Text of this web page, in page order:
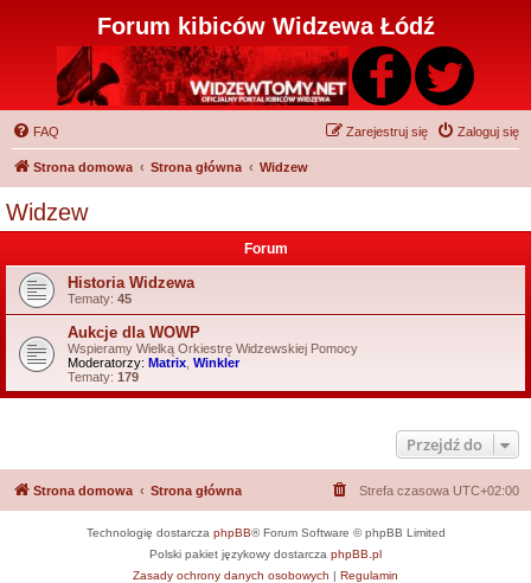
Forum kibiców Widzewa Łódź
FAQ Zaloguj się
Zarejestruj się
Strona domowa Strona główna Widzew
Widzew
Forum
Historia Widzewa
Tematy: 45
Aukcje dla WOWP
Wspieramy Wielką Orkiestrę Widzewskiej Pomocy
Moderatorzy: Matrix Winkler
Tematy: 179
Przejdź do
Strona domowa Strona główna Strefa czasowa UTC+02:00
Technologię dostarcza phpBB® Forum Software © phpBB Limited
Polski pakiet językowy dostarcza phpBB.pl
Zasady ochrony danych osobowych | Regulamin